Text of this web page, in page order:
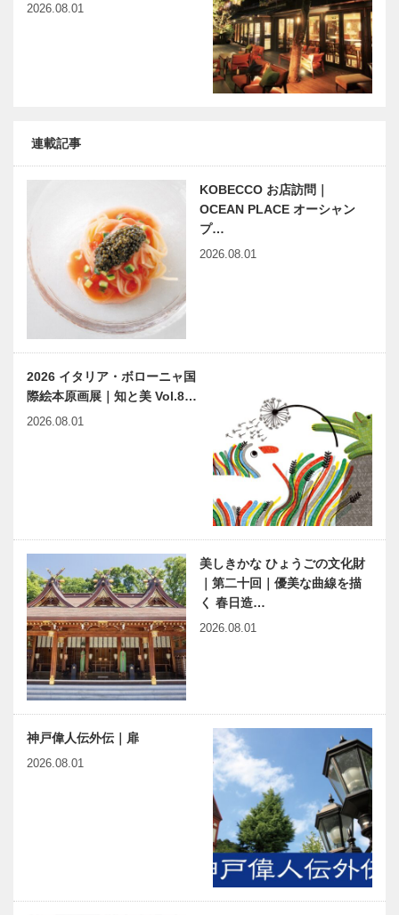
2026.08.01
連載記事
KOBECCO お店訪問｜
OCEAN PLACE オーシャン
プ…
2026.08.01
2026 イタリア・ボローニャ国
際絵本原画展｜知と美 Vol.8…
2026.08.01
美しきかな ひょうごの文化財
｜第二十回｜優美な曲線を描
く 春日造…
2026.08.01
神戸偉人伝外伝｜扉
2026.08.01